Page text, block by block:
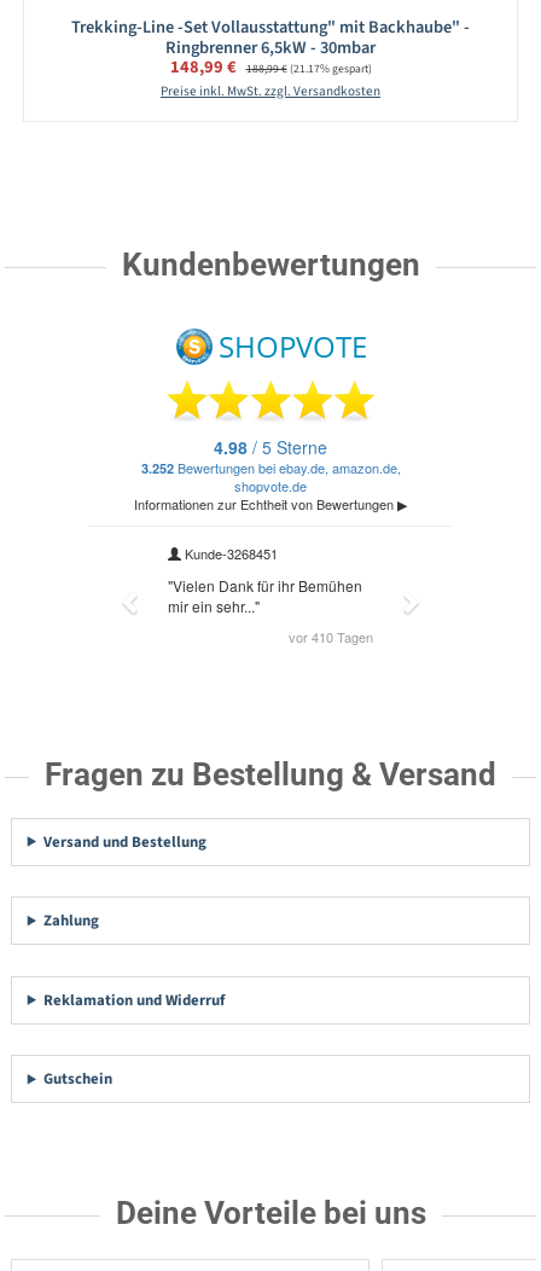
Trekking-Line -Set Vollausstattung" mit Backhaube" -
Ringbrenner 6,5kW - 30mbar
Verkaufspreis:
148,99 € Regulärer Preis:
188,99 €(21.17% gespart)
Preise inkl. MwSt. zzgl. Versandkosten
Kundenbewertungen
Fragen zu Bestellung & Versand
Versand und Bestellung
Zahlung
Reklamation und Widerruf
Gutschein
Deine Vorteile bei uns